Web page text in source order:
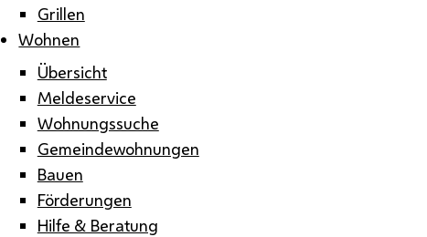
Grillen
Wohnen
Übersicht
Meldeservice
Wohnungssuche
Gemeindewohnungen
Bauen
Förderungen
Hilfe & Beratung